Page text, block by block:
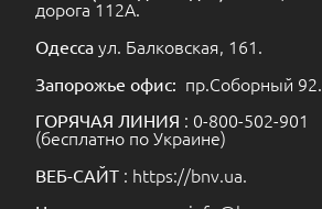
дорога 112А.
Одесса ул. Балковская, 161.
Запорожье офис: пр.Соборный 92.
ГОРЯЧАЯ ЛИНИЯ : 0-800-502-901
(бесплатно по Украине)
ВЕБ-САЙТ : https://bnv.ua.